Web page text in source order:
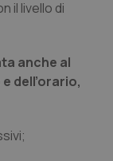
il livello di
anche al
dell’orario,